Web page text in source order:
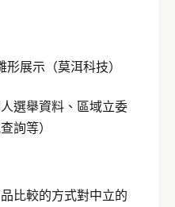
展示（莫洱科技）
選舉資料、區域立委
詢等）
比較的方式對中立的